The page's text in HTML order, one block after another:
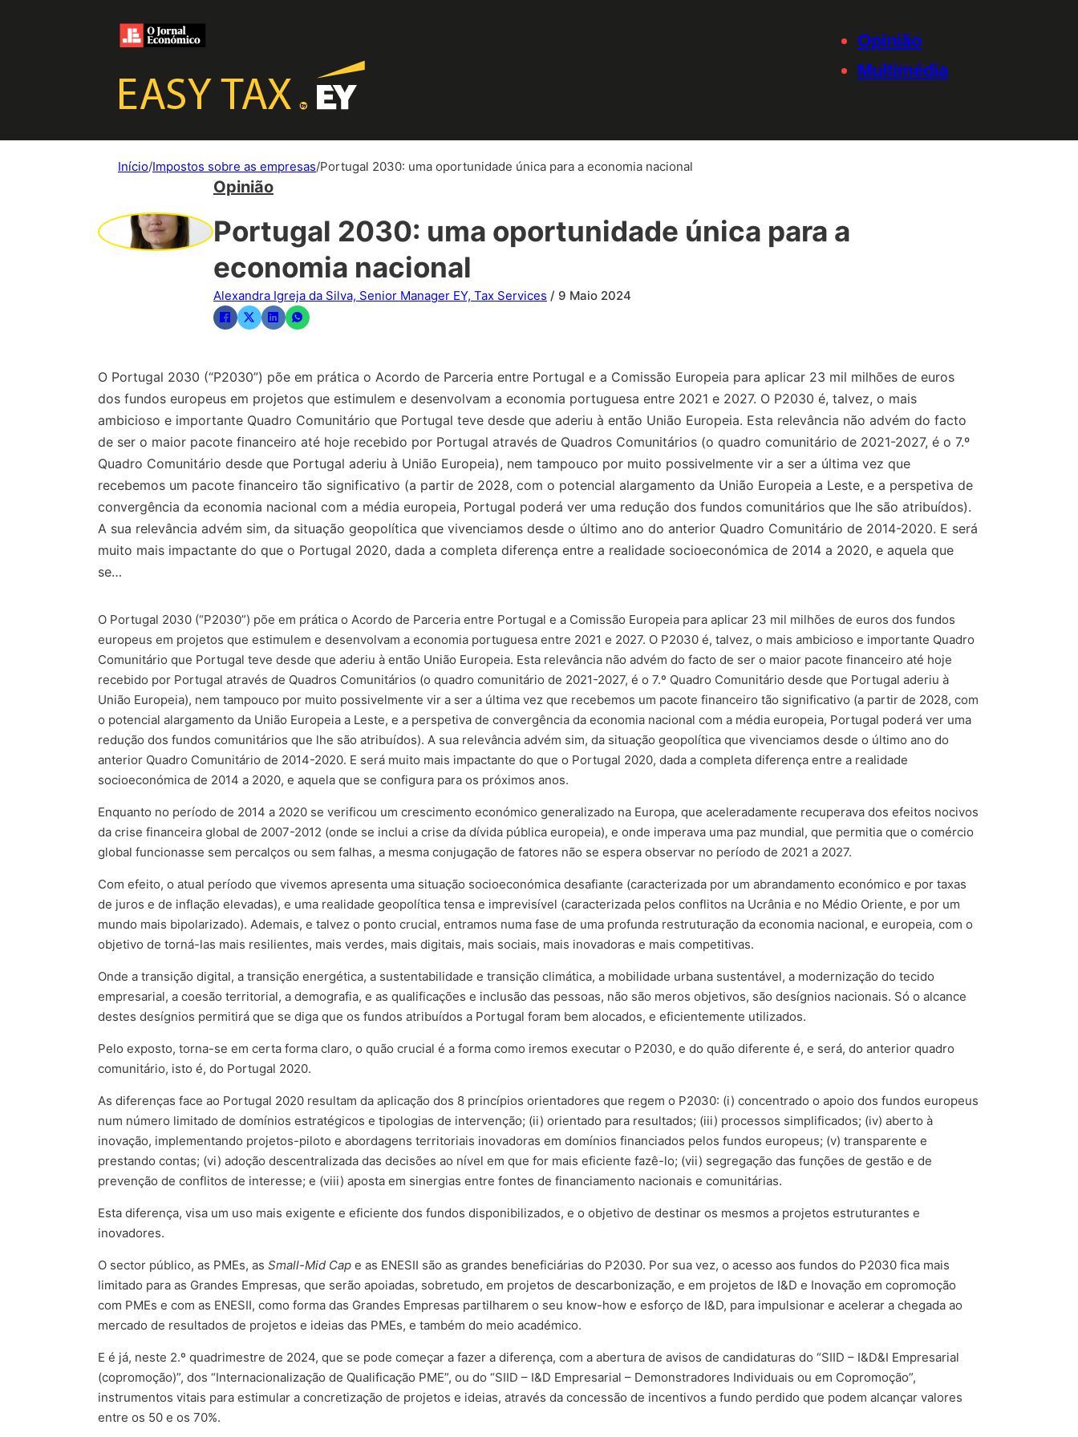
Opinião
Multimédia
Início/Impostos sobre as empresas/Portugal 2030: uma oportunidade única para a economia nacional
Opinião
Portugal 2030: uma oportunidade única para a
economia nacional
Alexandra Igreja da Silva, Senior Manager EY, Tax Services / 9 Maio 2024
O Portugal 2030 (“P2030”) põe em prática o Acordo de Parceria entre Portugal e a Comissão Europeia para aplicar 23 mil milhões de euros
dos fundos europeus em projetos que estimulem e desenvolvam a economia portuguesa entre 2021 e 2027. O P2030 é, talvez, o mais
ambicioso e importante Quadro Comunitário que Portugal teve desde que aderiu à então União Europeia. Esta relevância não advém do facto
de ser o maior pacote financeiro até hoje recebido por Portugal através de Quadros Comunitários (o quadro comunitário de 2021-2027, é o 7.º
Quadro Comunitário desde que Portugal aderiu à União Europeia), nem tampouco por muito possivelmente vir a ser a última vez que
recebemos um pacote financeiro tão significativo (a partir de 2028, com o potencial alargamento da União Europeia a Leste, e a perspetiva de
convergência da economia nacional com a média europeia, Portugal poderá ver uma redução dos fundos comunitários que lhe são atribuídos).
A sua relevância advém sim, da situação geopolítica que vivenciamos desde o último ano do anterior Quadro Comunitário de 2014-2020. E será
muito mais impactante do que o Portugal 2020, dada a completa diferença entre a realidade socioeconómica de 2014 a 2020, e aquela que
se…
O Portugal 2030 (“P2030”) põe em prática o Acordo de Parceria entre Portugal e a Comissão Europeia para aplicar 23 mil milhões de euros dos fundos
europeus em projetos que estimulem e desenvolvam a economia portuguesa entre 2021 e 2027. O P2030 é, talvez, o mais ambicioso e importante Quadro
Comunitário que Portugal teve desde que aderiu à então União Europeia. Esta relevância não advém do facto de ser o maior pacote financeiro até hoje
recebido por Portugal através de Quadros Comunitários (o quadro comunitário de 2021-2027, é o 7.º Quadro Comunitário desde que Portugal aderiu à
União Europeia), nem tampouco por muito possivelmente vir a ser a última vez que recebemos um pacote financeiro tão significativo (a partir de 2028, com
o potencial alargamento da União Europeia a Leste, e a perspetiva de convergência da economia nacional com a média europeia, Portugal poderá ver uma
redução dos fundos comunitários que lhe são atribuídos). A sua relevância advém sim, da situação geopolítica que vivenciamos desde o último ano do
anterior Quadro Comunitário de 2014-2020. E será muito mais impactante do que o Portugal 2020, dada a completa diferença entre a realidade
socioeconómica de 2014 a 2020, e aquela que se configura para os próximos anos.
Enquanto no período de 2014 a 2020 se verificou um crescimento económico generalizado na Europa, que aceleradamente recuperava dos efeitos nocivos
da crise financeira global de 2007-2012 (onde se inclui a crise da dívida pública europeia), e onde imperava uma paz mundial, que permitia que o comércio
global funcionasse sem percalços ou sem falhas, a mesma conjugação de fatores não se espera observar no período de 2021 a 2027.
Com efeito, o atual período que vivemos apresenta uma situação socioeconómica desafiante (caracterizada por um abrandamento económico e por taxas
de juros e de inflação elevadas), e uma realidade geopolítica tensa e imprevisível (caracterizada pelos conflitos na Ucrânia e no Médio Oriente, e por um
mundo mais bipolarizado). Ademais, e talvez o ponto crucial, entramos numa fase de uma profunda restruturação da economia nacional, e europeia, com o
objetivo de torná-las mais resilientes, mais verdes, mais digitais, mais sociais, mais inovadoras e mais competitivas.
Onde a transição digital, a transição energética, a sustentabilidade e transição climática, a mobilidade urbana sustentável, a modernização do tecido
empresarial, a coesão territorial, a demografia, e as qualificações e inclusão das pessoas, não são meros objetivos, são desígnios nacionais. Só o alcance
destes desígnios permitirá que se diga que os fundos atribuídos a Portugal foram bem alocados, e eficientemente utilizados.
Pelo exposto, torna-se em certa forma claro, o quão crucial é a forma como iremos executar o P2030, e do quão diferente é, e será, do anterior quadro
comunitário, isto é, do Portugal 2020.
As diferenças face ao Portugal 2020 resultam da aplicação dos 8 princípios orientadores que regem o P2030: (i) concentrado o apoio dos fundos europeus
num número limitado de domínios estratégicos e tipologias de intervenção; (ii) orientado para resultados; (iii) processos simplificados; (iv) aberto à
inovação, implementando projetos-piloto e abordagens territoriais inovadoras em domínios financiados pelos fundos europeus; (v) transparente e
prestando contas; (vi) adoção descentralizada das decisões ao nível em que for mais eficiente fazê-lo; (vii) segregação das funções de gestão e de
prevenção de conflitos de interesse; e (viii) aposta em sinergias entre fontes de financiamento nacionais e comunitárias.
Esta diferença, visa um uso mais exigente e eficiente dos fundos disponibilizados, e o objetivo de destinar os mesmos a projetos estruturantes e
inovadores.
O sector público, as PMEs, as Small-Mid Cap e as ENESII são as grandes beneficiárias do P2030. Por sua vez, o acesso aos fundos do P2030 fica mais
limitado para as Grandes Empresas, que serão apoiadas, sobretudo, em projetos de descarbonização, e em projetos de I&D e Inovação em copromoção
com PMEs e com as ENESII, como forma das Grandes Empresas partilharem o seu know-how e esforço de I&D, para impulsionar e acelerar a chegada ao
mercado de resultados de projetos e ideias das PMEs, e também do meio académico.
E é já, neste 2.º quadrimestre de 2024, que se pode começar a fazer a diferença, com a abertura de avisos de candidaturas do “SIID – I&D&I Empresarial
(copromoção)”, dos “Internacionalização de Qualificação PME”, ou do “SIID – I&D Empresarial – Demonstradores Individuais ou em Copromoção”,
instrumentos vitais para estimular a concretização de projetos e ideias, através da concessão de incentivos a fundo perdido que podem alcançar valores
entre os 50 e os 70%.